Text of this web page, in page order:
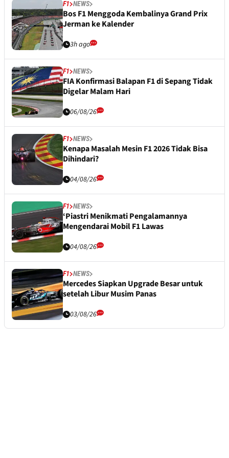
F1 NEWS
Bos F1 Menggoda Kembalinya Grand Prix
Jerman ke Kalender
3h ago
F1 NEWS
FIA Konfirmasi Balapan F1 di Sepang Tidak
Digelar Malam Hari
06/08/26
F1 NEWS
Kenapa Masalah Mesin F1 2026 Tidak Bisa
Dihindari?
04/08/26
F1 NEWS
‘Piastri Menikmati Pengalamannya
Mengendarai Mobil F1 Lawas
04/08/26
F1 NEWS
Mercedes Siapkan Upgrade Besar untuk
setelah Libur Musim Panas
03/08/26